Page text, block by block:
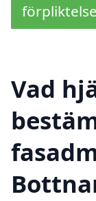
Vad